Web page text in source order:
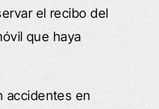
el recibo del
que haya
accidentes en